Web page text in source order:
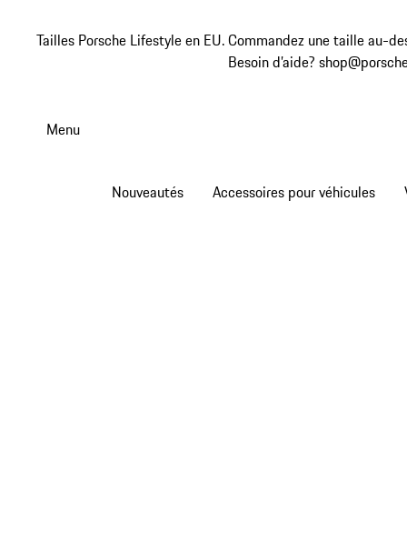
Tailles Porsche Lifestyle en EU. Commandez une taille au-
Besoin d’aide?
Menu
Nouveautés Accessoires pour véhicules